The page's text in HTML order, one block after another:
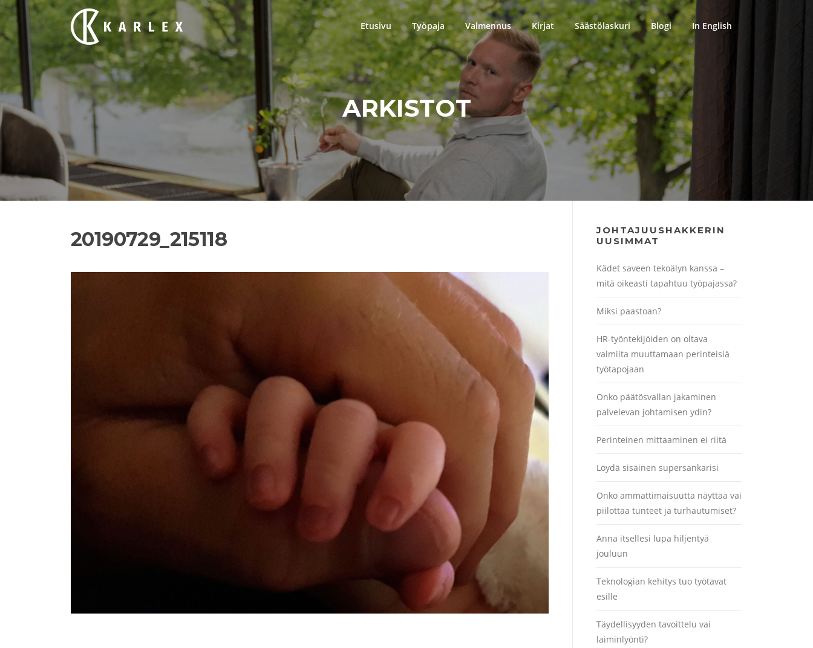
Siirry
suoraan
sisältöön
Etusivu Työpaja Valmennus Kirjat Säästölaskuri Blogi In English
ARKISTOT
20190729_215118
JOHTAJUUSHAKKERIN
UUSIMMAT
Kädet saveen tekoälyn kanssa –
mitä oikeasti tapahtuu työpajassa?
Miksi paastoan?
HR-työntekijöiden on oltava
valmiita muuttamaan perinteisiä
työtapojaan
Onko päätösvallan jakaminen
palvelevan johtamisen ydin?
Perinteinen mittaaminen ei riitä
Löydä sisäinen supersankarisi
Onko ammattimaisuutta näyttää vai
piilottaa tunteet ja turhautumiset?
Anna itsellesi lupa hiljentyä
jouluun
Teknologian kehitys tuo työtavat
esille
Täydellisyyden tavoittelu vai
laiminlyönti?